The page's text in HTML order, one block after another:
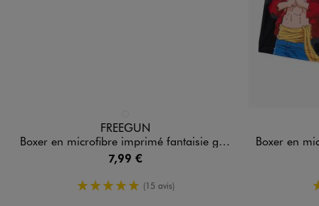
FREEGUN
Boxer en microfibre imprimé fantaisie garçon - Freegun
7,99 €
5/5 de moyenne
(15 avis)
Boxer en